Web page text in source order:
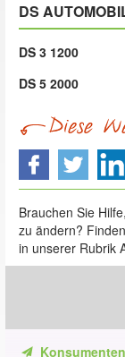
DS
DS 3 1200
DS 5 2000
Brauchen Sie
zu ändern?
in unserer Rubrik